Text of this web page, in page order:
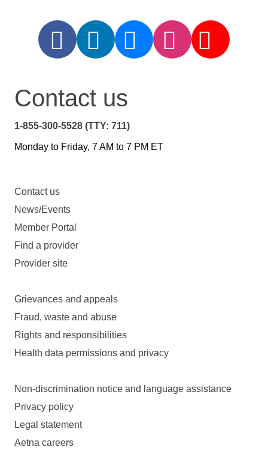
Contact us
1-855-300-5528 (TTY: 711)
Monday to Friday, 7 AM to 7 PM ET
Contact us
News/Events
Member Portal
Find a provider
Provider site
Grievances and appeals
Fraud, waste and abuse
Rights and responsibilities
Health data permissions and privacy
Non-discrimination notice and language assistance
Privacy policy
Legal statement
Aetna careers